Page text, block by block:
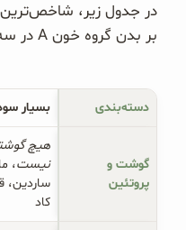
در جدول زیر، شاخص‌ترین
بر بدن گروه خون A در سه دسته کلیدی خلاصه‌شده‌اند:
دسته‌بندی بسیار
پروتئین
نیست،
ساردین،
کاد